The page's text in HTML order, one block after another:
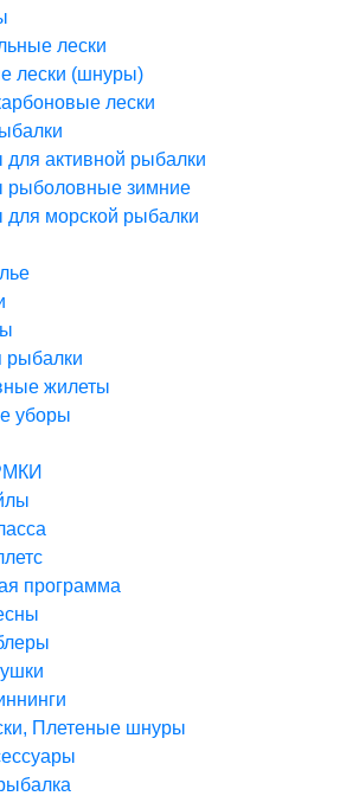
лески
лески (шнуры)
лески
активной рыбалки
рыболовные зимние
для морской рыбалки
рыбалки
жилеты
уборы
программа
Плетеные шнуры